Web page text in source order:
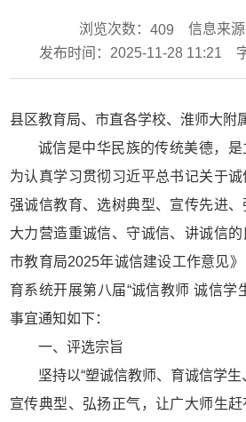
浏览次数： 409
信息来
发布时间：2025-11-28 11:21
县区教育局、市直各学校、淮师大附
诚信是中华民族的传统美德，是
为认真学习贯彻习近平总书记关于
强诚信教育、选树典型、宣传先进
大力营造重诚信、守诚信、讲诚信
市教育局2025年诚信建设工作意见
育系统开展第八届“诚信教师 诚信学
事宜通知如下：
一、评选宗旨
坚持以“塑诚信教师、育诚信学生
宣传典型、弘扬正气，让广大师生